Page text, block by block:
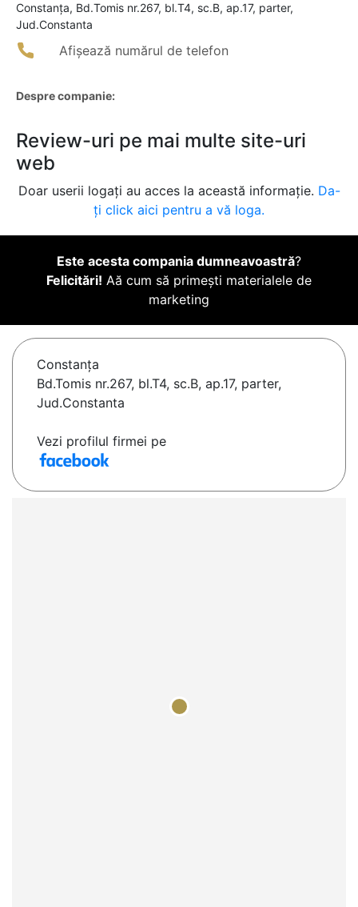
Constanţa, Bd.Tomis nr.267, bl.T4, sc.B, ap.17, parter,
Jud.Constanta
Afișează numărul de telefon
Despre companie:
Review-uri pe mai multe site-uri
web
Doar userii logați au acces la această informație. Da-
ți click aici pentru a vă loga.
Este acesta compania dumneavoastră?
Felicitări! Aă cum să primești materialele de
marketing
Constanţa
Bd.Tomis nr.267, bl.T4, sc.B, ap.17, parter,
Jud.Constanta
Vezi profilul firmei pe